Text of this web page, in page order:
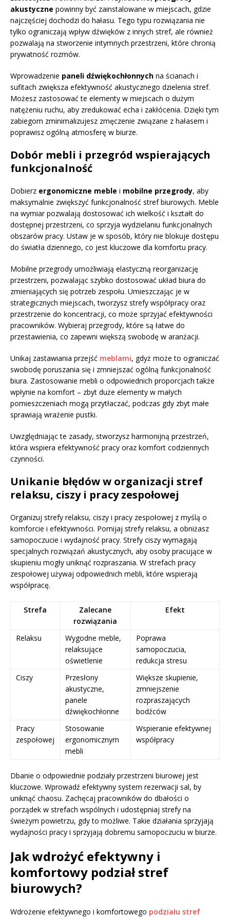
akustyczne powinny być zainstalowane w miejscach, gdzie
najczęściej dochodzi do hałasu. Tego typu rozwiązania nie
tylko ograniczają wpływ dźwięków z innych stref, ale również
pozwalają na stworzenie intymnych przestrzeni, które chronią
prywatność rozmów.
Wprowadzenie paneli dźwiękochłonnych na ścianach i
sufitach zwiększa efektywność akustycznego dzielenia stref.
Możesz zastosować te elementy w miejscach o dużym
natężeniu ruchu, aby zredukować echa i zakłócenia. Dzięki tym
zabiegom zminimalizujesz zmęczenie związane z hałasem i
poprawisz ogólną atmosferę w biurze.
Dobór mebli i przegród wspierających
funkcjonalność
Dobierz ergonomiczne meble i mobilne przegrody, aby
maksymalnie zwiększyć funkcjonalność stref biurowych. Meble
na wymiar pozwalają dostosować ich wielkość i kształt do
dostępnej przestrzeni, co sprzyja wydzielaniu funkcjonalnych
obszarów pracy. Ustaw je w sposób, który nie blokuje dostępu
do światła dziennego, co jest kluczowe dla komfortu pracy.
Mobilne przegrody umożliwiają elastyczną reorganizację
przestrzeni, pozwalając szybko dostosować układ biura do
zmieniających się potrzeb zespołu. Umieszczając je w
strategicznych miejscach, tworzysz strefy współpracy oraz
przestrzenie do koncentracji, co może sprzyjać efektywności
pracowników. Wybieraj przegrody, które są łatwe do
przestawienia, co zapewni większą swobodę w aranżacji.
Unikaj zastawiania przejść meblami, gdyż może to ograniczać
swobodę poruszania się i zmniejszać ogólną funkcjonalność
biura. Zastosowanie mebli o odpowiednich proporcjach także
wpłynie na komfort – zbyt duże elementy w małych
pomieszczeniach mogą przytłaczać, podczas gdy zbyt małe
sprawiają wrażenie pustki.
Uwzględniając te zasady, stworzysz harmonijną przestrzeń,
która wspiera efektywność pracy oraz komfort codziennych
czynności.
Unikanie błędów w organizacji stref
relaksu, ciszy i pracy zespołowej
Organizuj strefy relaksu, ciszy i pracy zespołowej z myślą o
komforcie i efektywności. Pomijaj strefy relaksu, a obniżasz
samopoczucie i wydajność pracy. Strefy ciszy wymagają
specjalnych rozwiązań akustycznych, aby osoby pracujące w
skupieniu mogły uniknąć rozpraszania. W strefach pracy
zespołowej używaj odpowiednich mebli, które wspierają
współpracę.
Strefa
Zalecane
rozwiązania
Efekt
Relaksu
Wygodne meble,
relaksujące
oświetlenie
Poprawa
samopoczucia,
redukcja stresu
Ciszy
Przesłony
akustyczne,
panele
dźwiękochłonne
Większe skupienie,
zmniejszenie
rozpraszających
bodźców
Pracy
zespołowej
Stosowanie
ergonomicznym
mebli
Wspieranie efektywnej
współpracy
Dbanie o odpowiednie podziały przestrzeni biurowej jest
kluczowe. Wprowadź efektywny system rezerwacji sal, by
uniknąć chaosu. Zachęcaj pracowników do dbałości o
porządek w strefach wspólnych i udostępniaj strefy na
świeżym powietrzu, gdy to możliwe. Takie działania sprzyjają
wydajności pracy i sprzyjają dobremu samopoczuciu w biurze.
Jak wdrożyć efektywny i
komfortowy podział stref
biurowych?
Wdrożenie efektywnego i komfortowego podziału stref